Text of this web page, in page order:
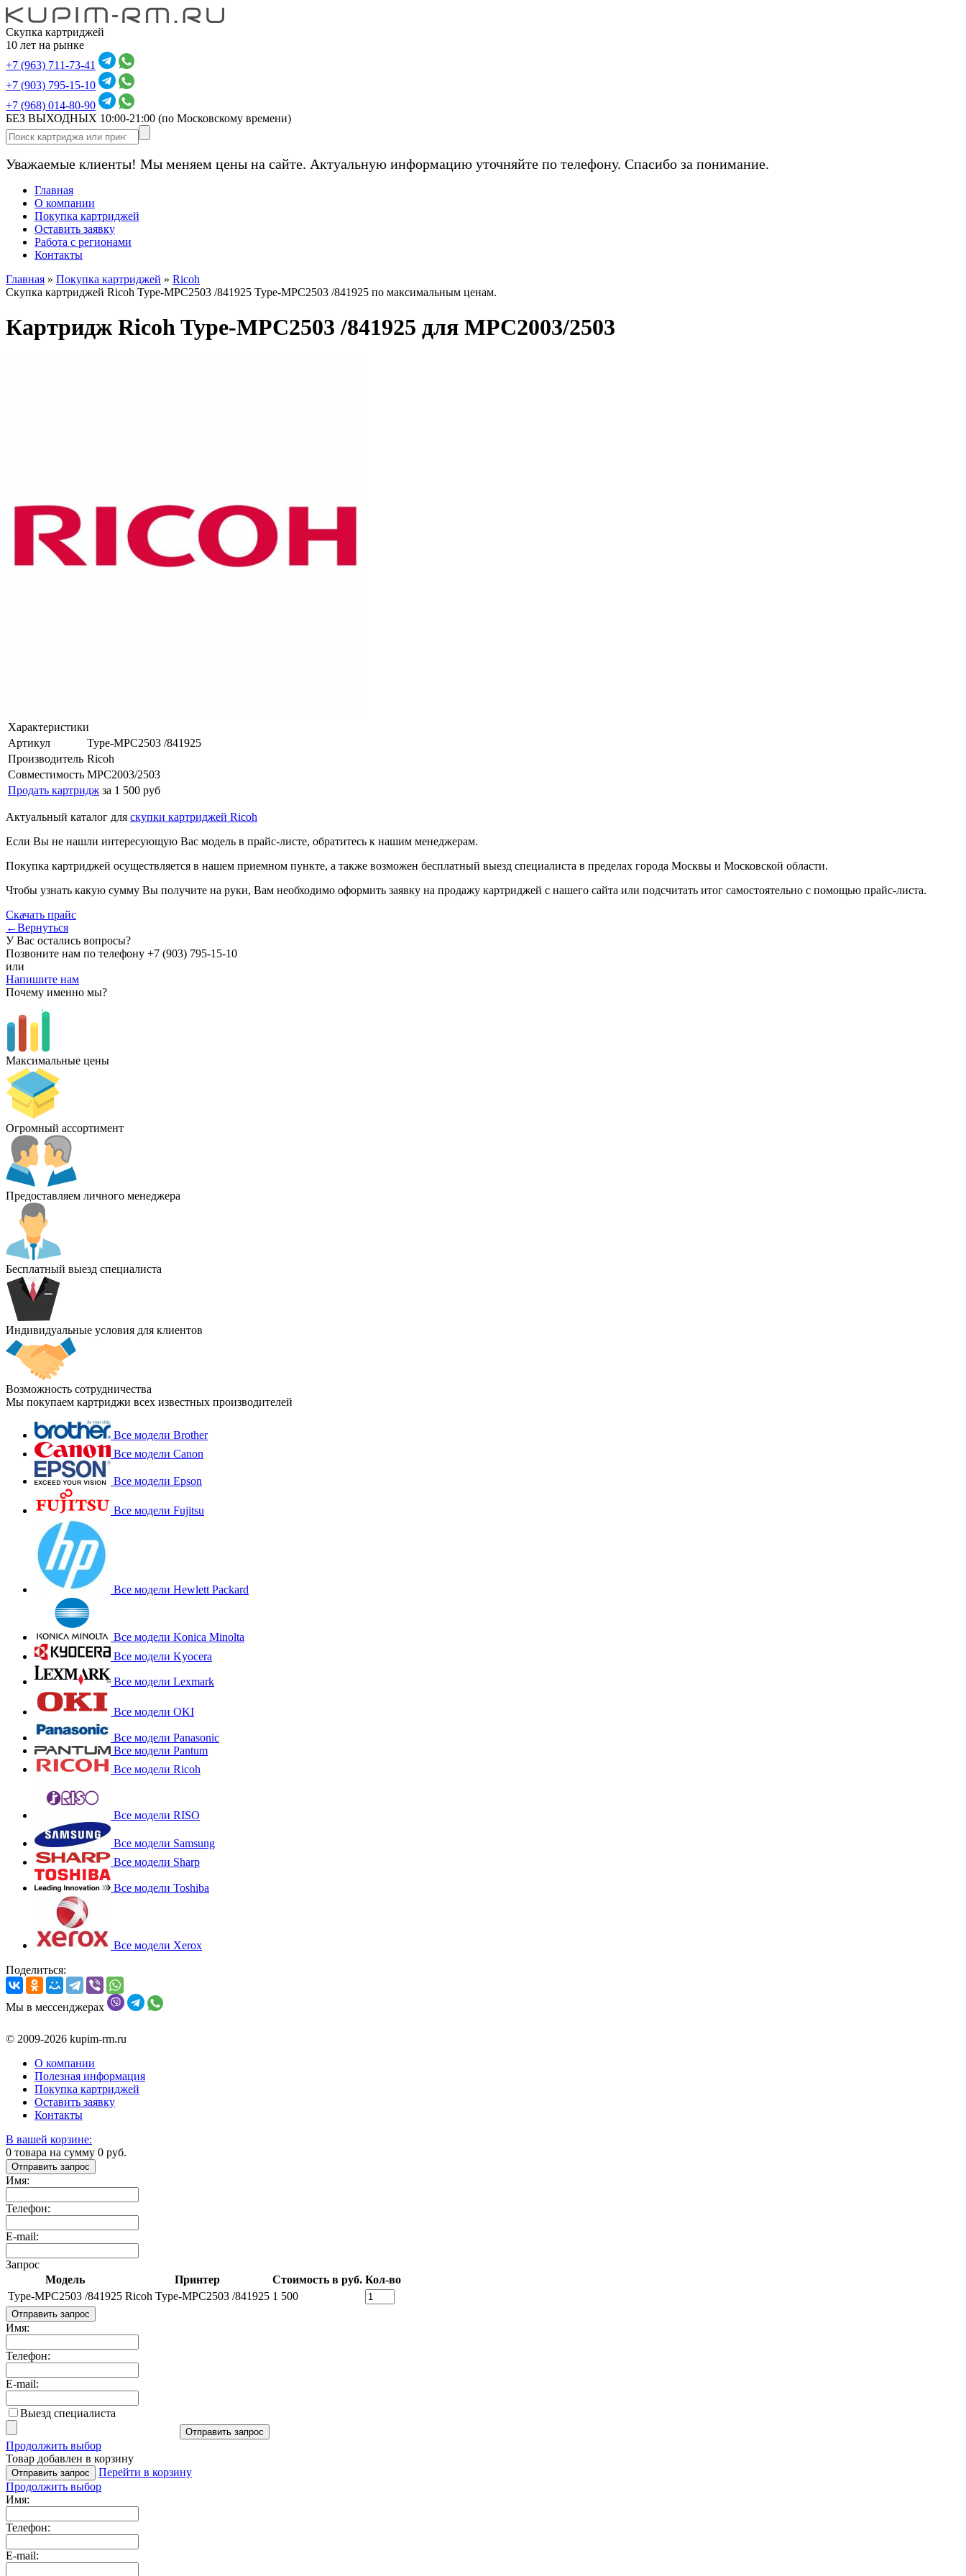
Скупка картриджей
10 лет на рынке
+7 (963) 711-73-41
+7 (903) 795-15-10
+7 (968) 014-80-90
БЕЗ ВЫХОДНЫХ 10:00-21:00 (по Московскому времени)
Уважаемые клиенты! Мы меняем цены на сайте. Актуальную информацию уточняйте по телефону. Спасибо за понимание.
Главная
О компании
Покупка картриджей
Оставить заявку
Работа с регионами
Контакты
Главная » Покупка картриджей » Ricoh
Скупка картриджей Ricoh Type-MPC2503 /841925 Type-MPC2503 /841925 по максимальным ценам.
Картридж Ricoh Type-MPC2503 /841925 для MPC2003/2503
Характеристики
Артикул
Type-MPC2503 /841925
Производитель Ricoh
Совместимость MPC2003/2503
Продать картридж за 1 500 руб
Актуальный каталог для скупки картриджей Ricoh
Если Вы не нашли интересующую Вас модель в прайс-листе, обратитесь к нашим менеджерам.
Покупка картриджей осуществляется в нашем приемном пункте, а также возможен бесплатный выезд специалиста в пределах города Москвы и Московской области.
Чтобы узнать какую сумму Вы получите на руки, Вам необходимо оформить заявку на продажу картриджей с нашего сайта или подсчитать итог самостоятельно с помощью прайс-листа.
Скачать прайс
←Вернуться
У Вас остались вопросы?
Позвоните нам по телефону +7 (903) 795-15-10
или
Напишите нам
Почему именно мы?
Максимальные цены
Огромный ассортимент
Предоставляем личного менеджера
Бесплатный выезд специалиста
Индивидуальные условия для клиентов
Возможность сотрудничества
Мы покупаем картриджи всех известных производителей
Все модели Brother
Все модели Canon
Все модели Epson
Все модели Fujitsu
Все модели Hewlett Packard
Все модели Konica Minolta
Все модели Kyocera
Все модели Lexmark
Все модели OKI
Все модели Panasonic
Все модели Pantum
Все модели Ricoh
Все модели RISO
Все модели Samsung
Все модели Sharp
Все модели Toshiba
Все модели Xerox
Поделиться:
Мы в мессенджерах
© 2009-2026 kupim-rm.ru
О компании
Полезная информация
Покупка картриджей
Оставить заявку
Контакты
В вашей корзине:
0 товара на сумму 0 руб.
Отправить запрос
Имя:
Телефон:
E-mail:
Запрос
Модель
Принтер Стоимость в руб. Кол-во
Type-MPC2503 /841925 Ricoh Type-MPC2503 /841925 1 500
Отправить запрос
Имя:
Телефон:
E-mail:
Выезд специалиста
Отправить запрос
Продолжить выбор
Товар добавлен в корзину
Отправить запрос
Перейти в корзину
Продолжить выбор
Имя:
Телефон:
E-mail: